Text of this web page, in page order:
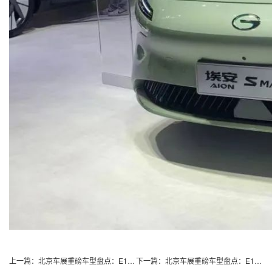
上一篇： 北京车展重磅车型盘点：E103 深蓝汽车 下一篇： 北京车展重磅车型盘点：E105广汽传祺